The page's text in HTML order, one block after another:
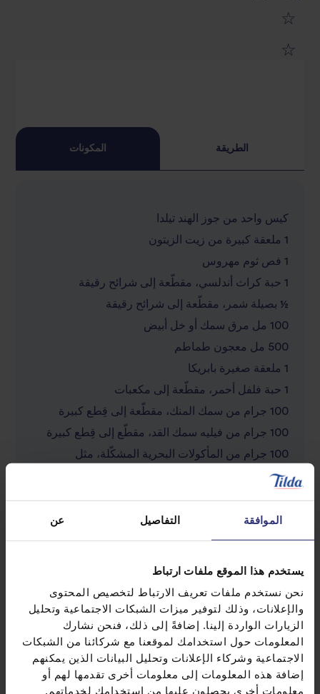
الموافقة التفاصيل عن
يستخدم هذا الموقع ملفات ارتباط
نحن نستخدم ملفات تعريف الارتباط لتخصيص المحتوى
والإعلانات، وذلك لتوفير ميزات الشبكات الاجتماعية وتحليل
الزيارات الواردة إلينا. إضافةً إلى ذلك، فنحن نشارك
المعلومات حول استخدامك لموقعنا مع شركائنا من الشبكات
الاجتماعية وشركاء الإعلانات وتحليل البيانات الذين يمكنهم
إضافة هذه المعلومات إلى معلومات أخرى تقدمها لهم أو
معلومات أخرى يحصلون عليها من استخدامك لخدماتهم.
review
الطريقة المكونات
كيس واحد من جوز الهند تيلدا
1 ملعقة كبيرة من زيت الزيتون
1 فص ثوم مهروس
1 حبة كراث أندلسي، مقطّعة إلى شرائح رقيقة
½ بصيلة شمر، مقطّعة إلى شرائح رقيقة
100 مل مرق سمك أو خل أبيض
500 مل معجون طماطم
1 ملعقة صغيرة بابريكا
1 حبة فلفل أحمر، مقطّعة إلى مكعبات
100 جرام من سمك المنك، مقطّعة إلى قِطع كبيرة
100 جرام من فيليه سمك القد، مقطّع إلى قِطع كبيرة
100 جرام من المأكولات البحرية المشكّلة، مثل
القريدس وبلح البحر والسُبيط
محار، يوضع أعلى الطبق
اكتشاف وصفات مماثلة